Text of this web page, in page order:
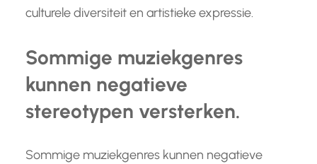
culturele diversiteit en artistieke expressie.
Sommige muziekgenres
kunnen negatieve
stereotypen versterken.
Sommige muziekgenres kunnen negatieve